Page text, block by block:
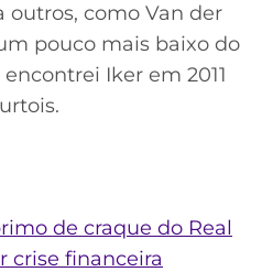
outros, como Van der
pouco mais baixo do
Iker em 2011
de craque do Real
crise financeira